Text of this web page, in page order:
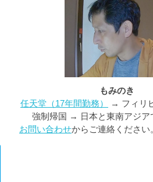
もみのき
任天堂（17年間勤務）
→ フィリ
強制帰国 → 日本と東南アジア
お問い合わせからご連絡ください